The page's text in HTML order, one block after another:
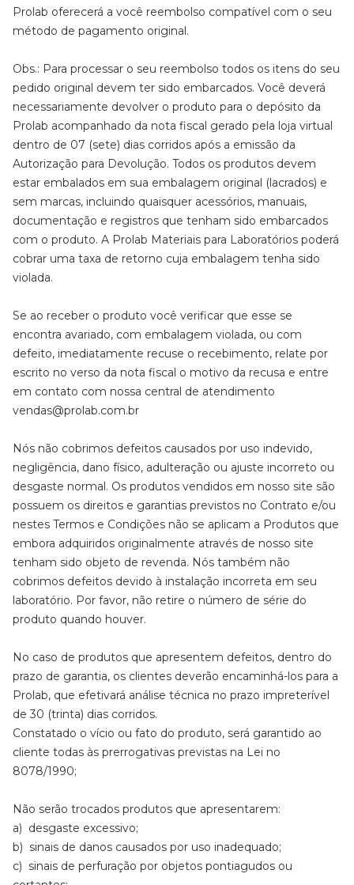
Prolab oferecerá a você reembolso compatível com o seu
método de pagamento original.
Obs.: Para processar o seu reembolso todos os itens do seu
pedido original devem ter sido embarcados. Você deverá
necessariamente devolver o produto para o depósito da
Prolab acompanhado da nota fiscal gerado pela loja virtual
dentro de 07 (sete) dias corridos após a emissão da
Autorização para Devolução. Todos os produtos devem
estar embalados em sua embalagem original (lacrados) e
sem marcas, incluindo quaisquer acessórios, manuais,
documentação e registros que tenham sido embarcados
com o produto. A Prolab Materiais para Laboratórios poderá
cobrar uma taxa de retorno cuja embalagem tenha sido
violada.
Se ao receber o produto você verificar que esse se
encontra avariado, com embalagem violada, ou com
defeito, imediatamente recuse o recebimento, relate por
escrito no verso da nota fiscal o motivo da recusa e entre
em contato com nossa central de atendimento
vendas@prolab.com.br
Nós não cobrimos defeitos causados por uso indevido,
negligência, dano físico, adulteração ou ajuste incorreto ou
desgaste normal. Os produtos vendidos em nosso site são
possuem os direitos e garantias previstos no Contrato e/ou
nestes Termos e Condições não se aplicam a Produtos que
embora adquiridos originalmente através de nosso site
tenham sido objeto de revenda. Nós também não
cobrimos defeitos devido à instalação incorreta em seu
laboratório. Por favor, não retire o número de série do
produto quando houver.
No caso de produtos que apresentem defeitos, dentro do
prazo de garantia, os clientes deverão encaminhá-los para a
Prolab, que efetivará análise técnica no prazo impreterível
de 30 (trinta) dias corridos.
Constatado o vício ou fato do produto, será garantido ao
cliente todas às prerrogativas previstas na Lei no
8078/1990;
Não serão trocados produtos que apresentarem:
a) desgaste excessivo;
b) sinais de danos causados por uso inadequado;
c) sinais de perfuração por objetos pontiagudos ou